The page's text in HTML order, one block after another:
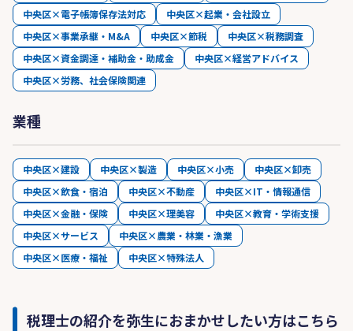
中央区×電子帳簿保存法対応
中央区×起業・会社設立
中央区×事業承継・M&A
中央区×節税
中央区×税務調査
中央区×資金調達・補助金・助成金
中央区×経営アドバイス
中央区×労務、社会保険関連
業種
中央区×建設 中央区×製造 中央区×小売
中央区×卸売
中央区×飲食・宿泊
中央区×不動産
中央区×IT・情報通信
中央区×金融・保険
中央区×理美容
中央区×教育・学術支援
中央区×サービス
中央区×農業・林業・漁業
中央区×医療・福祉
中央区×特殊法人
税理士の紹介を弥生におまかせしたい方はこちら